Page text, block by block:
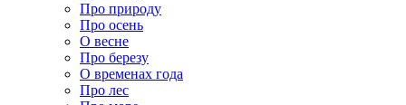
Про природу
Про осень
О весне
Про березу
О временах года
Про лес